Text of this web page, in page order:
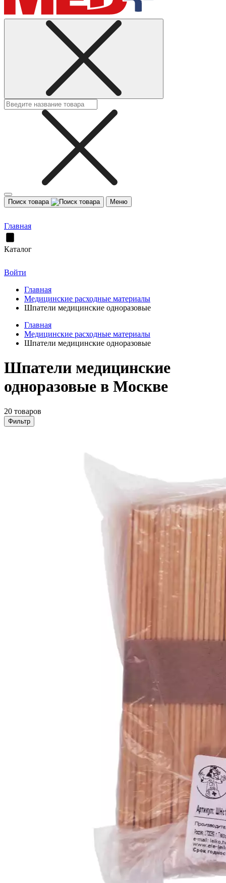
Поиск товара Меню
Главная
Каталог
Войти
Главная
Медицинские расходные материалы
Шпатели медицинские одноразовые
Главная
Медицинские расходные материалы
Шпатели медицинские одноразовые
Шпатели медицинские
одноразовые в Москве
20 товаров
Фильтр